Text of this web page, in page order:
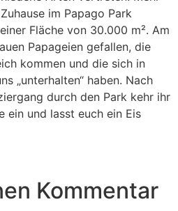
im Papago Park
Fläche von 30.000 m². Am
Papageien gefallen, die
kommen und die sich in
„unterhalten“ haben. Nach
durch den Park kehr ihr
ein und lasst euch ein Eis
Kommentar